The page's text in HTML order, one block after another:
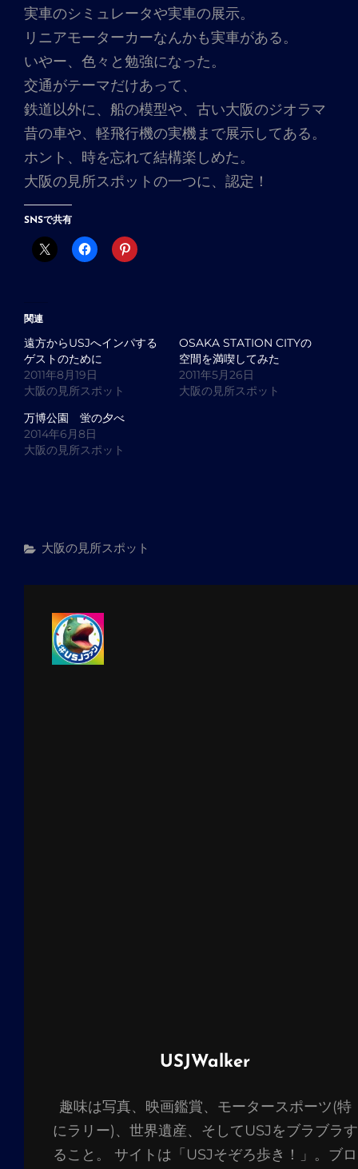
実車のシミュレータや実車の展示。
リニアモーターカーなんかも実車がある。
いやー、色々と勉強になった。
交通がテーマだけあって、
鉄道以外に、船の模型や、古い大阪のジオラマ
昔の車や、軽飛行機の実機まで展示してある。
ホント、時を忘れて結構楽しめた。
大阪の見所スポットの一つに、認定！
SNSで共有
関連
遠方からUSJへインパする
ゲストのために
2011年8月19日
大阪の見所スポット
OSAKA STATION CITYの
空間を満喫してみた
2011年5月26日
大阪の見所スポット
万博公園 蛍の夕べ
2014年6月8日
大阪の見所スポット
カ
ゴ
ー
大阪の見所スポット
投
者:
USJWalker
趣味は写真、映画鑑賞、モータースポーツ(特
にラリー)、世界遺産、そしてUSJをブラブラす
ること。 サイトは「USJそぞろ歩き！」。ブロ